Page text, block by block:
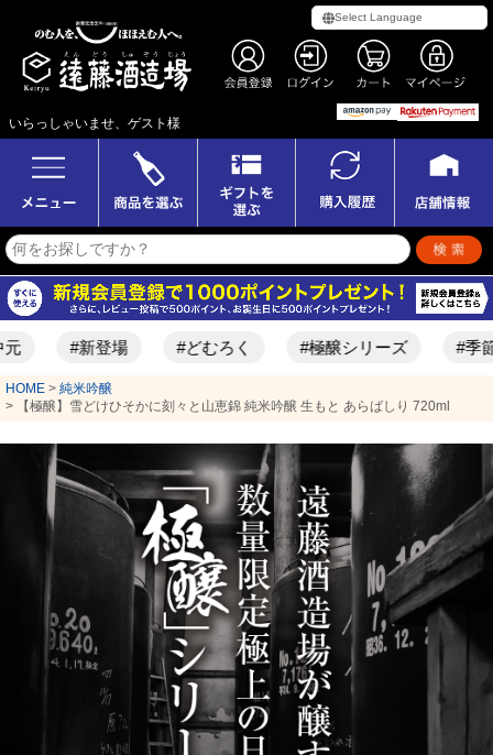
いらっしゃいませ、ゲスト様
登場 #どむろく #極醸シリーズ #季節限定酒
HOME
純米吟醸
【極醸】雪どけひそかに刻々と山恵錦 純米吟醸 生もと あらばしり 720ml